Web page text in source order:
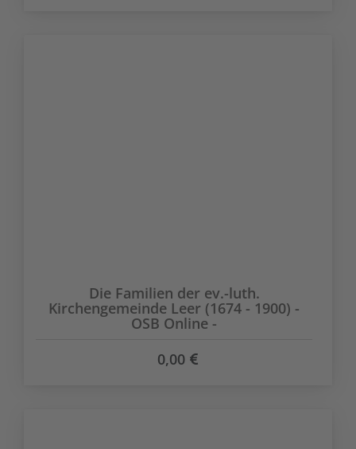
Die Familien der ev.-luth.
Kirchengemeinde Leer (1674 - 1900) -
OSB Online -
0,00